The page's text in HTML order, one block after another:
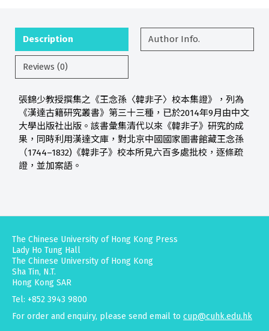
Description Author Info.
Reviews (0)
張錦少教授撰集之《王念孫〈韓非子〉校本集證》，列為
《漢達古籍研究叢書》第三十三種，已於2014年9月由中文
大學出版社出版。該書彙集清代以來《韓非子》研究的成
果，同時利用漢達文庫，對北京中國國家圖書館藏王念孫
（1744–1832)《韓非子》校本所見六百多處批校，逐條疏
證，並加案語。
The Chinese University of Hong Kong Press
Lady Ho Tung Hall
The Chinese University of Hong Kong
Sha Tin, N.T.
Hong Kong SAR
Tel: +852 3943 9800
For order and enquiry, please send email to cup@cuhk.edu.hk